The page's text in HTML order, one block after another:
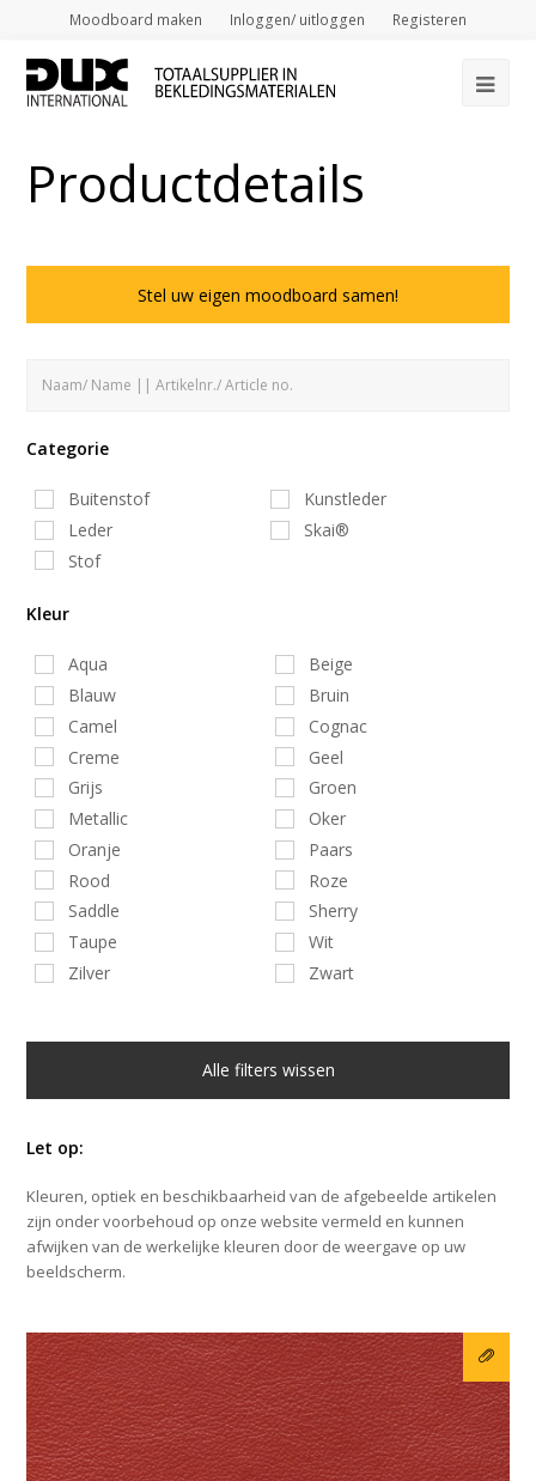
Moodboard maken Inloggen/ uitloggen Registeren
Productdetails
Stel uw eigen moodboard samen!
Categorie
Buitenstof
Kunstleder
Leder
Skai®
Stof
Kleur
Aqua
Beige
Blauw
Bruin
Camel
Cognac
Creme
Geel
Grijs
Groen
Metallic
Oker
Oranje
Paars
Rood
Roze
Saddle
Sherry
Taupe
Wit
Zilver
Zwart
Alle filters wissen
Let op:
Kleuren, optiek en beschikbaarheid van de afgebeelde artikelen
zijn onder voorbehoud op onze website vermeld en kunnen
afwijken van de werkelijke kleuren door de weergave op uw
beeldscherm.